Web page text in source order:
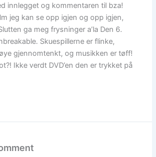
innlegget og kommentaren til bza!
jeg kan se opp igjen og opp igjen,
ga meg frysninger a’la Den 6.
Skuespillerne er flinke,
gjennomtenkt, og musikken er tøff!
Ikke verdt DVD’en den er trykket på